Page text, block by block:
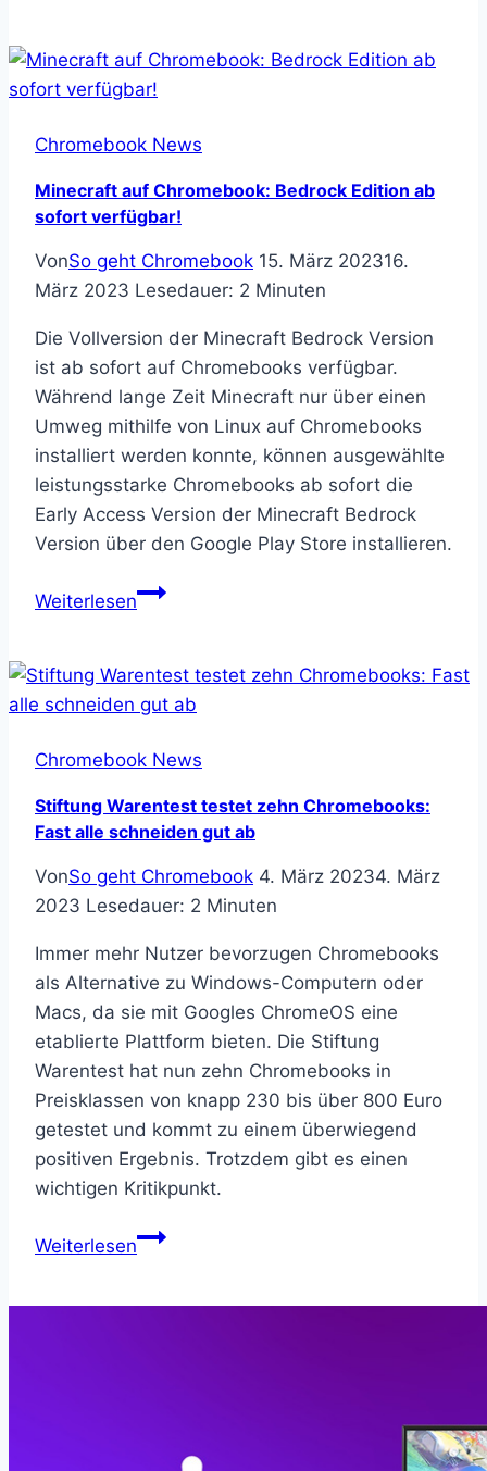
Das
nachhaltige
Chromebook News
Minecraft auf Chromebook: Bedrock Edition ab
sofort verfügbar!
VonSo geht Chromebook 15. März 202316.
März 2023 Lesedauer: 2 Minuten
Die Vollversion der Minecraft Bedrock Version
ist ab sofort auf Chromebooks verfügbar.
Während lange Zeit Minecraft nur über einen
Umweg mithilfe von Linux auf Chromebooks
installiert werden konnte, können ausgewählte
leistungsstarke Chromebooks ab sofort die
Early Access Version der Minecraft Bedrock
Version über den Google Play Store installieren.
WeiterlesenMinecraft
Bedrock
Edition
sofort
verfügbar!
Chromebook News
Stiftung Warentest testet zehn Chromebooks:
Fast alle schneiden gut ab
VonSo geht Chromebook 4. März 20234. März
2023 Lesedauer: 2 Minuten
Immer mehr Nutzer bevorzugen Chromebooks
als Alternative zu Windows-Computern oder
Macs, da sie mit Googles ChromeOS eine
etablierte Plattform bieten. Die Stiftung
Warentest hat nun zehn Chromebooks in
Preisklassen von knapp 230 bis über 800 Euro
getestet und kommt zu einem überwiegend
positiven Ergebnis. Trotzdem gibt es einen
wichtigen Kritikpunkt.
WeiterlesenStiftung